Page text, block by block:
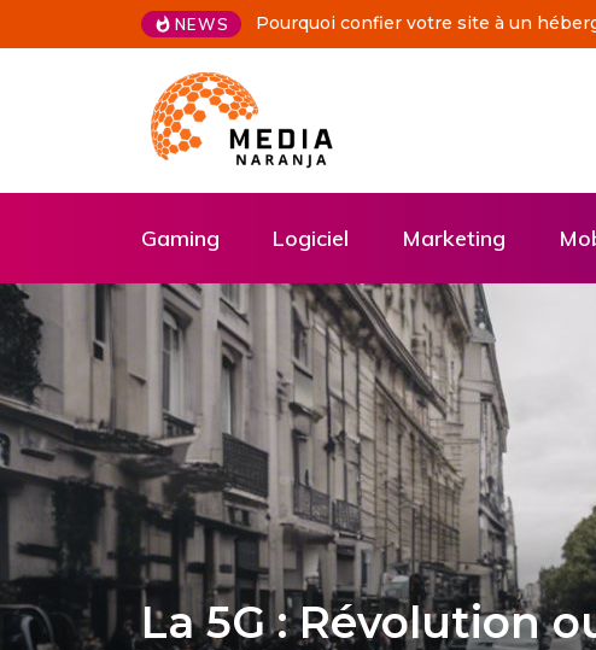
NEWS De vos idées à l’écran grâce à une
Gaming Logiciel Marketing
La 5G : Révolution